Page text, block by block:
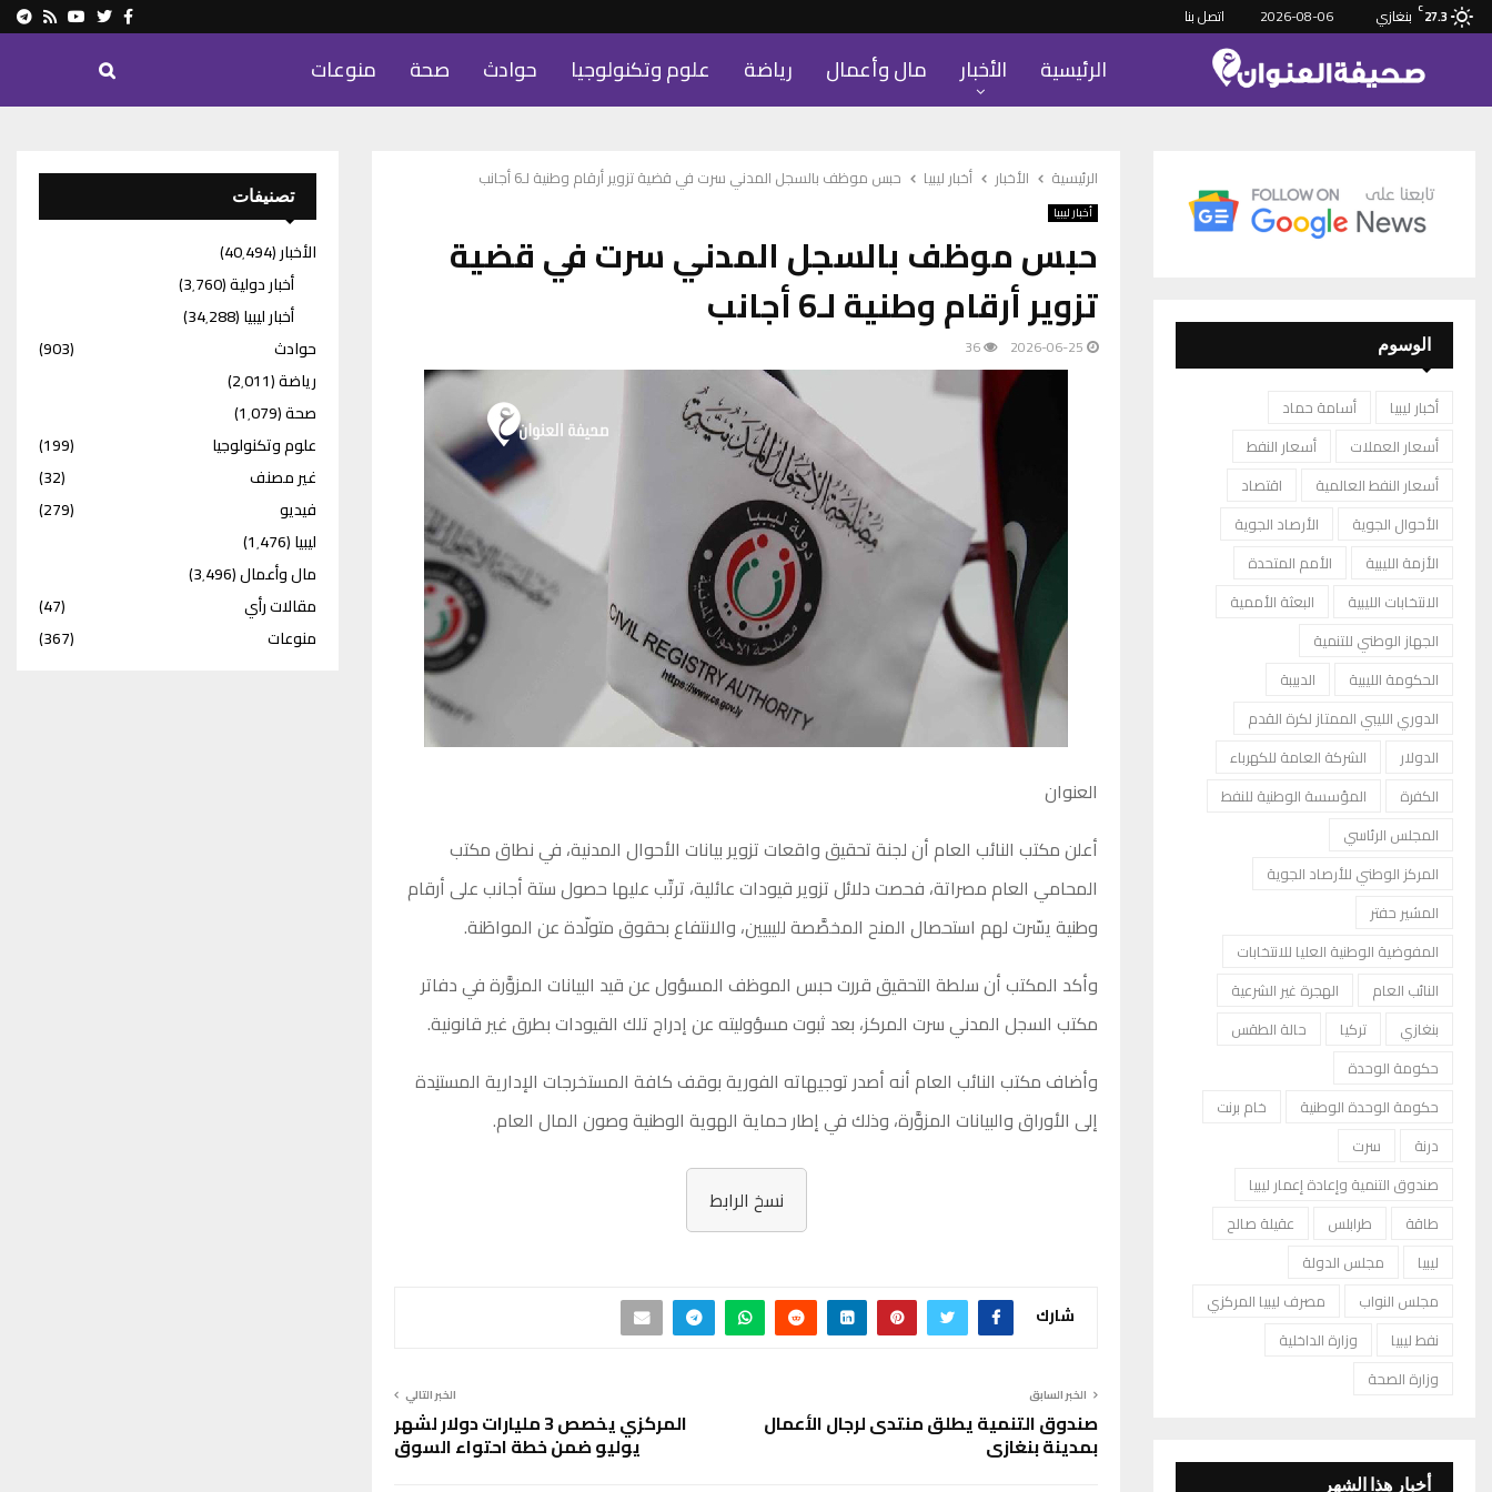
27.3
C بنغازي 2026-08-06 اتصل بنا Facebook
Twitter
Youtube
Rss
الرئيسية الأخبار مال وأعمال رياضة علوم وتكنولوجيا حوادث صحة منوعات
الرئيسية الأخبار أخبار ليبيا حبس موظف بالسجل المدني سرت في قضية تزوير أرقام وطنية لـ6 أجانب
أخبار ليبيا
حبس موظف بالسجل المدني سرت في قضية
تزوير أرقام وطنية لـ6 أجانب
2026-06-25
36
العنوان
أعلن مكتب النائب العام أن لجنة تحقيق واقعات تزوير بيانات الأحوال المدنية، في نطاق مكتب
المحامي العام مصراتة، فحصت دلائل تزوير قيودات عائلية، ترتّب عليها حصول ستة أجانب على أرقام
وطنية يسّرت لهم استحصال المنح المخصَّصة لليبيين، والانتفاع بحقوق متولّدة عن المواطَنة.
وأكد المكتب أن سلطة التحقيق قررت حبس الموظف المسؤول عن قيد البيانات المزوَّرة في دفاتر
مكتب السجل المدني سرت المركز، بعد ثبوت مسؤوليته عن إدراج تلك القيودات بطرق غير قانونية.
وأضاف مكتب النائب العام أنه أصدر توجيهاته الفورية بوقف كافة المستخرجات الإدارية المستنِدة
إلى الأوراق والبيانات المزوَّرة، وذلك في إطار حماية الهوية الوطنية وصون المال العام.
نسخ الرابط
شارك
الخبر السابق
صندوق التنمية يطلق منتدى لرجال الأعمال
بمدينة بنغازي
الخبر التالي
المركزي يخصص 3 مليارات دولار لشهر
يوليو ضمن خطة احتواء السوق
الوسوم
أخبار ليبيا
أسامة حماد
أسعار العملات
أسعار النفط
أسعار النفط العالمية
اقتصاد
الأحوال الجوية
الأرصاد الجوية
الأزمة الليبية
الأمم المتحدة
الانتخابات الليبية
البعثة الأممية
الجهاز الوطني للتنمية
الحكومة الليبية
الدبيبة
الدوري الليبي الممتاز لكرة القدم
الدولار
الشركة العامة للكهرباء
الكفرة
المؤسسة الوطنية للنفط
المجلس الرئاسي
المركز الوطني للأرصاد الجوية
المشير حفتر
المفوضية الوطنية العليا للانتخابات
النائب العام
الهجرة غير الشرعية
بنغازي
تركيا
حالة الطقس
حكومة الوحدة
حكومة الوحدة الوطنية
خام برنت
درنة
سرت
صندوق التنمية وإعادة إعمار ليبيا
طاقة
طرابلس
عقيلة صالح
ليبيا
مجلس الدولة
مجلس النواب
مصرف ليبيا المركزي
نفط ليبيا
وزارة الداخلية
وزارة الصحة
أخبار هذا الشهر
تصنيفات
الأخبار(40٬494)
أخبار دولية(3٬760)
أخبار ليبيا(34٬288)
حوادث
(903)
رياضة(2٬011)
صحة(1٬079)
علوم وتكنولوجيا
(199)
غير مصنف
(32)
فيديو
(279)
ليبيا(1٬476)
مال وأعمال(3٬496)
مقالات رأي
(47)
منوعات
(367)